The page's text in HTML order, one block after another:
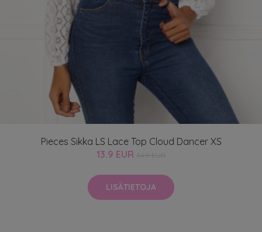
Pieces Sikka LS Lace Top Cloud Dancer XS
13.9 EUR
LISÄTIETOJA